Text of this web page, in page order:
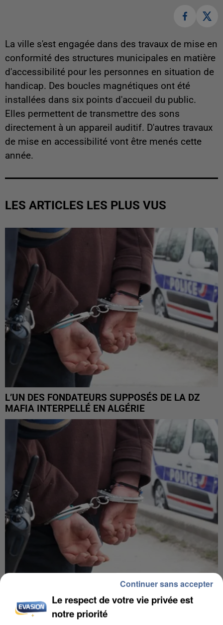
La ville s'est engagée dans des travaux de mise en
conformité des structures municipales en matière
d'accessibilité pour les personnes en situation de
handicap. Des boucles magnétiques ont été
installées dans six points d'accueil du public.
Elles permettent de transmettre des sons
directement à un appareil auditif. D'autres travaux
de mise en accessibilité vont être menés cette
année.
LES ARTICLES LES PLUS VUS
L’UN DES FONDATEURS SUPPOSÉS DE LA DZ
MAFIA INTERPELLÉ EN ALGÉRIE
UN SECOND CADRE DE LA DZ MAFIA
INTERPELLÉ EN ALGÉRIE
Le respect de votre vie privée est
notre priorité
Continuer sans accepter